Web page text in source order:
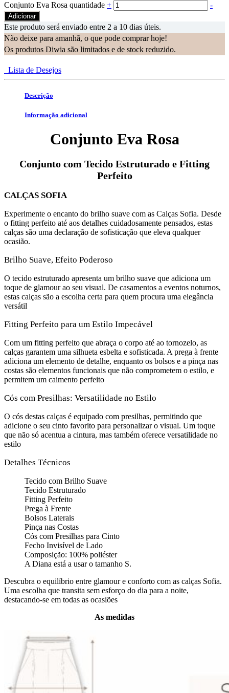
Conjunto Eva Rosa quantidade + -
Adicionar
Este produto será enviado entre 2 a 10 dias úteis.
Não deixe para amanhã, o que pode comprar hoje!
Os produtos Diwia são limitados e de stock reduzido.
Lista de Desejos
Descrição
Informação adicional
Conjunto Eva Rosa
Conjunto com Tecido Estruturado e Fitting
Perfeito
CALÇAS SOFIA
Experimente o encanto do brilho suave com as Calças Sofia. Desde
o fitting perfeito até aos detalhes cuidadosamente pensados, estas
calças são uma declaração de sofisticação que eleva qualquer
ocasião.
Brilho Suave, Efeito Poderoso
O tecido estruturado apresenta um brilho suave que adiciona um
toque de glamour ao seu visual. De casamentos a eventos noturnos,
estas calças são a escolha certa para quem procura uma elegância
versátil
Fitting Perfeito para um Estilo Impecável
Com um fitting perfeito que abraça o corpo até ao tornozelo, as
calças garantem uma silhueta esbelta e sofisticada. A prega à frente
adiciona um elemento de detalhe, enquanto os bolsos e a pinça nas
costas são elementos funcionais que não comprometem o estilo, e
permitem um caimento perfeito
Cós com Presilhas: Versatilidade no Estilo
O cós destas calças é equipado com presilhas, permitindo que
adicione o seu cinto favorito para personalizar o visual. Um toque
que não só acentua a cintura, mas também oferece versatilidade no
estilo
Detalhes Técnicos
Tecido com Brilho Suave
Tecido Estruturado
Fitting Perfeito
Prega à Frente
Bolsos Laterais
Pinça nas Costas
Cós com Presilhas para Cinto
Fecho Invisível de Lado
Composição: 100% poliéster
A Diana está a usar o tamanho S.
Descubra o equilíbrio entre glamour e conforto com as calças Sofia.
Uma escolha que transita sem esforço do dia para a noite,
destacando-se em todas as ocasiões
As medidas